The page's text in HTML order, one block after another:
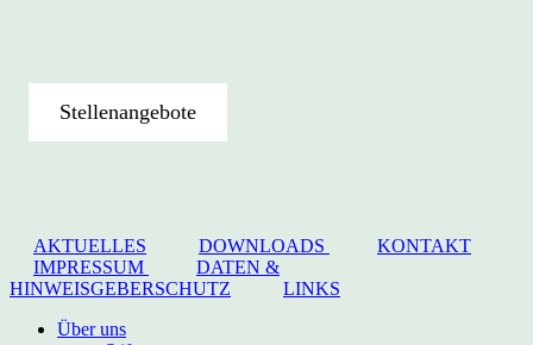
Stellenangebote
AKTUELLES DOWNLOADS
KONTAKT
IMPRESSUM
DATEN &
HINWEISGEBERSCHUTZ
LINKS
Close
Über uns